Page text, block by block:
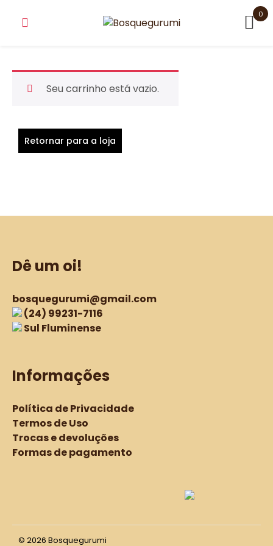
0
Seu carrinho está vazio.
Retornar para a loja
Dê um oi!
bosquegurumi@gmail.com
(24) 99231-7116
Sul Fluminense
Informações
Política de Privacidade
Termos de Uso
Trocas e devoluções
Formas de pagamento
© 2026 Bosquegurumi